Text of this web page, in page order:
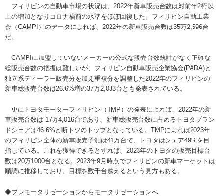
フィリピンの自動車市場の状況は、2022年新車販売台数は対前年2桁以
上の増加となりコロナ禍前の水準をほぼ回復した。フィリピン自動工業
会（CAMPI）のデータによれば、2022年の新車販売台数は35万2,596台
だ。
CAMPIに加盟していないメーカーの公式な販売台数統計がなく正確な
総販売台数の把握は難しいが、フィリピン自動車販売企業協会(PADA)と
独立系ディーラー販売分を加え重複分を調整した2022年のフィリピンの
新車総販売台数は26.6%増の37万2,083台とも発表されている。
更にトヨタモーターフィリピン（TMP）の発表によれば、2022年の新
車販売台数は 17万4,016台であり、新車総販売台数に占めるトヨタブラン
ドシェアは46.6%と断トツのトップとなっている。TMPによれば2023年
のフィリピン全体の新車販売予測は41万台で、トヨタはシェア49%を目
指している。これを獲得できるとすれば、2023年のトヨタの販売目標台
数は20万1000台となる。2023年9月時点でフィリピンの新車マーケットは
順調に推移しており、目標を数千台越えるという見方もある。
◆プレモータリゼーションからモータリゼーションへ